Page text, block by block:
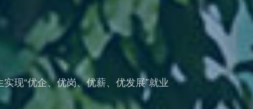
厚德精技，自强不息